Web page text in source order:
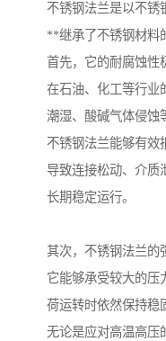
不锈钢法兰是以不锈
**继承了不锈钢材料
首先，它的耐腐蚀性
在石油、化工等行业
潮湿、酸碱气体侵蚀
不锈钢法兰能够有效
导致连接松动、介质
长期稳定运行。
其次，不锈钢法兰的
它能够承受较大的压
荷运转时依然保持稳
无论是应对高温高压